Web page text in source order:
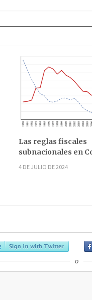
Las reglas fiscales
subnacionales en
4 DE JULIO DE 2024
o